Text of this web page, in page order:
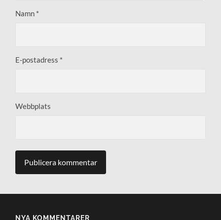
Namn *
E-postadress *
Webbplats
NYA KOMMENTARER